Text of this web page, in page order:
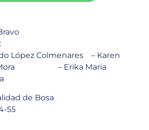
:
López Colmenares – Karen
Mora – Erika Maria
de Bosa
55